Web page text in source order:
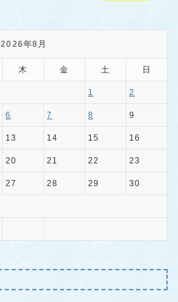
2026年8月
木 金 土 日
1 2
6 7 8 9
13 14 15 16
20 21 22 23
27 28 29 30